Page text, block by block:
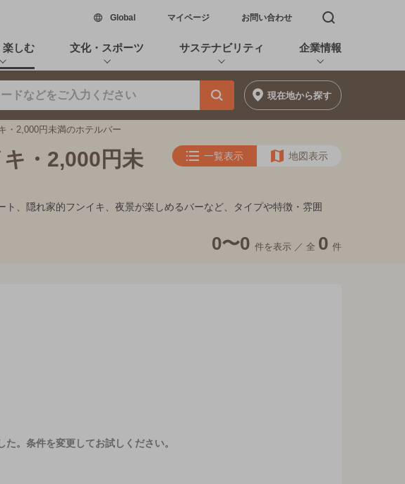
Global新しいウィンドウで開く
マイページ お問い合わせ 検索窓を開く
楽しむ 文化・スポーツ サステナビリティ 企業情報
現在地から探す
・2,000円未満のホテルバー
・2,000円未
一覧表示 地図表示
、隠れ家的フンイキ、夜景が楽しめるバーなど、タイプや特徴・雰囲
0〜0 件を表示 ／ 全 0 件
。 条件を変更してお試しください。